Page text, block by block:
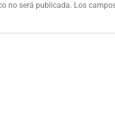
no será publicada. Los